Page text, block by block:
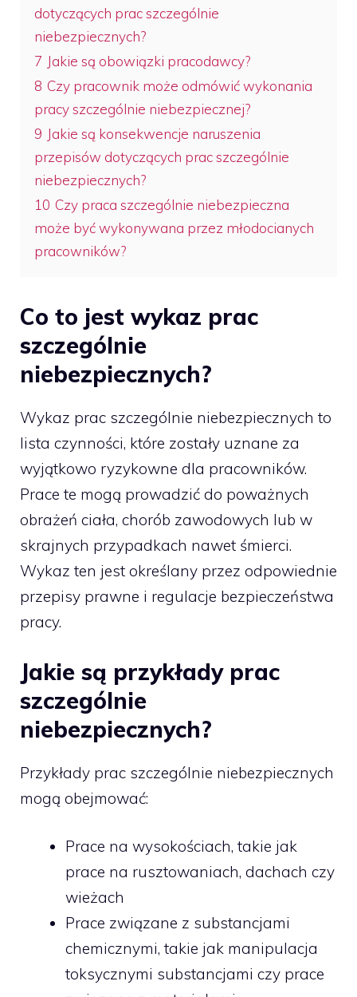
dotyczących prac szczególnie
niebezpiecznych?
7 Jakie są obowiązki pracodawcy?
8 Czy pracownik może odmówić wykonania
pracy szczególnie niebezpiecznej?
9 Jakie są konsekwencje naruszenia
przepisów dotyczących prac szczególnie
niebezpiecznych?
10 Czy praca szczególnie niebezpieczna
może być wykonywana przez młodocianych
pracowników?
Co to jest wykaz prac
szczególnie
niebezpiecznych?
Wykaz prac szczególnie niebezpiecznych to
lista czynności, które zostały uznane za
wyjątkowo ryzykowne dla pracowników.
Prace te mogą prowadzić do poważnych
obrażeń ciała, chorób zawodowych lub w
skrajnych przypadkach nawet śmierci.
Wykaz ten jest określany przez odpowiednie
przepisy prawne i regulacje bezpieczeństwa
pracy.
Jakie są przykłady prac
szczególnie
niebezpiecznych?
Przykłady prac szczególnie niebezpiecznych
mogą obejmować:
Prace na wysokościach, takie jak
prace na rusztowaniach, dachach czy
wieżach
Prace związane z substancjami
chemicznymi, takie jak manipulacja
toksycznymi substancjami czy prace